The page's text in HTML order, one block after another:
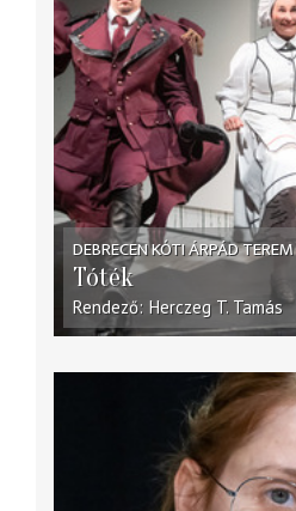
DEBRECEN KÓTI ÁRPÁD TEREM
Tóték
Rendező Herczeg T. Tamás